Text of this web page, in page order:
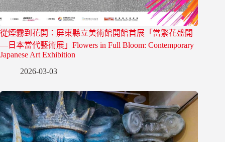
從煙霧到花開：屏東縣立美術館開館首展「當繁花盛開
—日本當代藝術展」Flowers in Full Bloom: Contemporary
Japanese Art Exhibition
2026-03-03